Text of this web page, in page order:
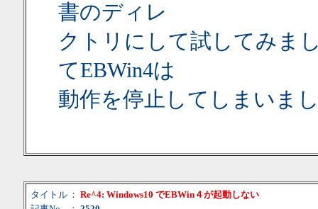
書のディレ
クトリにして試してみま
てEBWin4は
動作を停止してしまいま
タイトル ： Re^4: Windows10 でEBWin４が起動しない